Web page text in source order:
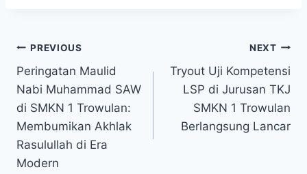
Post
navigation
PREVIOUS
Peringatan Maulid
Nabi Muhammad SAW
di SMKN 1 Trowulan:
Membumikan Akhlak
Rasulullah di Era
Modern
NEXT
Tryout Uji Kompetensi
LSP di Jurusan TKJ
SMKN 1 Trowulan
Berlangsung Lancar